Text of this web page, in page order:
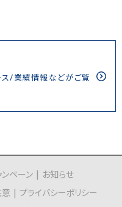
/業績情報などがご覧
ンペーン
お知らせ
意
プライバシーポリシー